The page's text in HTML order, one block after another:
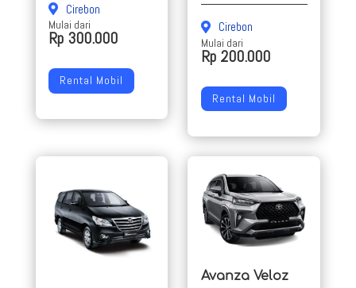
Cirebon
Mulai dari
Rp 300.000
Rental Mobil
Cirebon
Mulai dari
Rp 200.000
Rental Mobil
Avanza Veloz